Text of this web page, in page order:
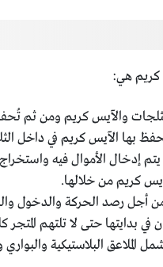
كريم هي:
والآيس كريم ومن ثم
بها الآيس كريم في داخل
إدخال الأموال فيه واستخراج
كريم من خلالها.
من أجل رصد الحركة والدخول
بدايتها حتى لا تلتهم
الملاعق البلاستيكية